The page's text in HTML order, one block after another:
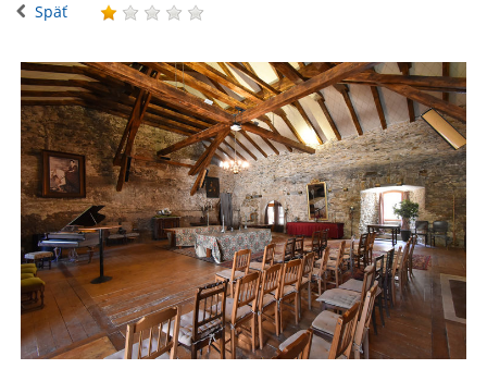
Späť